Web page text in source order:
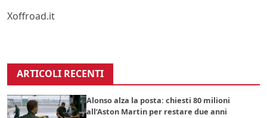
Xoffroad.it
ARTICOLI RECENTI
Alonso alza la posta: chiesti 80 milioni
all’Aston Martin per restare due anni